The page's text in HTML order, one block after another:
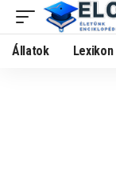
Állatok Lexikon